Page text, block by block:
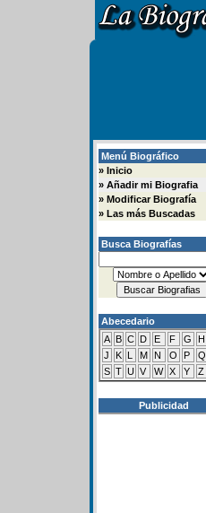
Menú Biográfico
» Inicio
» Añadir mi Biografia
» Modificar Biografía
» Las más Buscadas
Busca Biografías
Abecedario
A B C D E F G H
J
K L M N O P Q
S T U V W X Y Z
Publicidad